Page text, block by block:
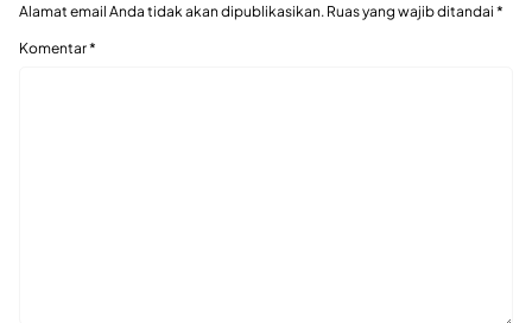
Alamat email Anda tidak akan dipublikasikan. Ruas yang wajib ditandai *
Komentar*